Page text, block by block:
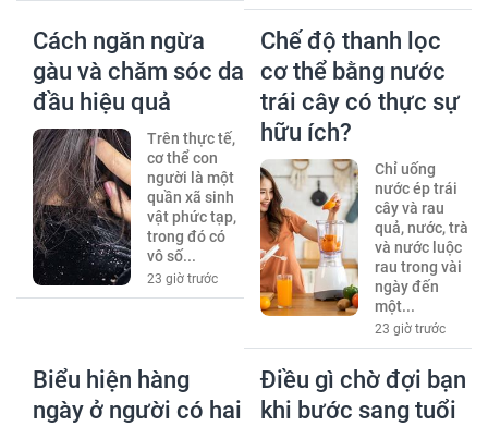
Cách ngăn ngừa
gàu và chăm sóc da
đầu hiệu quả
Trên thực tế,
cơ thể con
người là một
quần xã sinh
vật phức tạp,
trong đó có
vô số...
23 giờ trước
Chế độ thanh lọc
cơ thể bằng nước
trái cây có thực sự
hữu ích?
Chỉ uống
nước ép trái
cây và rau
quả, nước, trà
và nước luộc
rau trong vài
ngày đến
một...
23 giờ trước
Biểu hiện hàng
ngày ở người có hai
Điều gì chờ đợi bạn
khi bước sang tuổi